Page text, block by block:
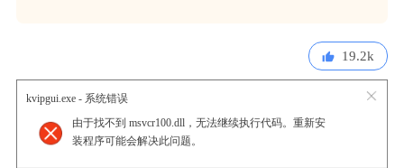
19.2k
kvipgui.exe - 系统错误
由于找不到 msvcr100.dll，无法继续执行代码。重新安
装程序可能会解决此问题。